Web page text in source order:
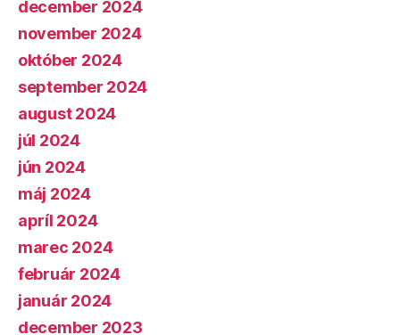
december 2024
november 2024
október 2024
september 2024
august 2024
júl 2024
jún 2024
máj 2024
apríl 2024
marec 2024
február 2024
január 2024
december 2023